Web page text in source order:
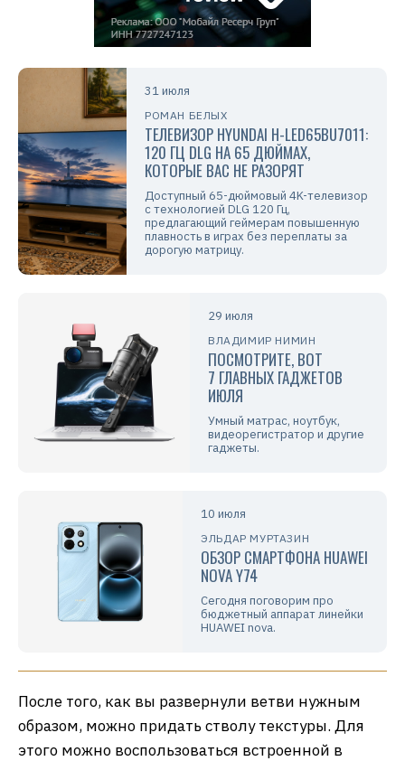
31 июля
РОМАН БЕЛЫХ
ТЕЛЕВИЗОР HYUNDAI H-LED65BU7011:
120 ГЦ DLG НА 65 ДЮЙМАХ,
КОТОРЫЕ ВАС НЕ РАЗОРЯТ
Доступный 65-дюймовый 4K-телевизор
с технологией DLG 120 Гц,
предлагающий геймерам повышенную
плавность в играх без переплаты за
дорогую матрицу.
29 июля
ВЛАДИМИР НИМИН
ПОСМОТРИТЕ, ВОТ
7 ГЛАВНЫХ ГАДЖЕТОВ
ИЮЛЯ
Умный матрас, ноутбук,
видеорегистратор и другие
гаджеты.
10 июля
ЭЛЬДАР МУРТАЗИН
ОБЗОР СМАРТФОНА HUAWEI
NOVA Y74
Сегодня поговорим про
бюджетный аппарат линейки
HUAWEI nova.
После того, как вы развернули ветви нужным
образом, можно придать стволу текстуры. Для
этого можно воспользоваться встроенной в